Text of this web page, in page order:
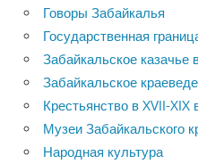
Говоры Забайкалья
Государственная
Забайкальское казачье
Забайкальское
Крестьянство в XVII-XIX
Музеи Забайкальского
Народная культура